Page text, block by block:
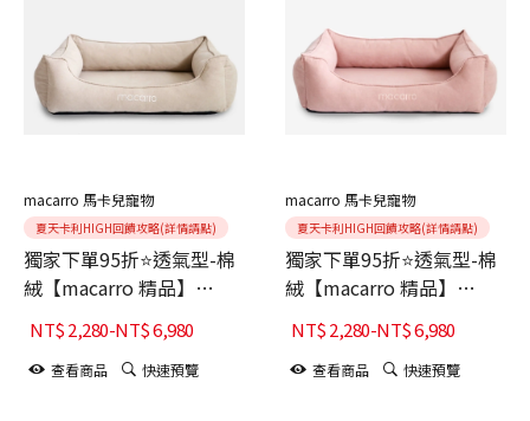
macarro 馬卡兒寵物
夏天卡利HIGH回饋攻略(詳情請點)
獨家下單95折⭐透氣型-棉
絨【macarro 精品】
LATEX乳膠床-Almond
Cream奶油杏
NT$2,280-NT$6,980
查看商品 快速預覽
macarro 馬卡兒寵物
夏天卡利HIGH回饋攻略(詳情請點)
獨家下單95折⭐透氣型-棉
絨【macarro 精品】
LATEX乳膠床-Dusty Pink
啞灰粉
NT$2,280-NT$6,980
查看商品 快速預覽